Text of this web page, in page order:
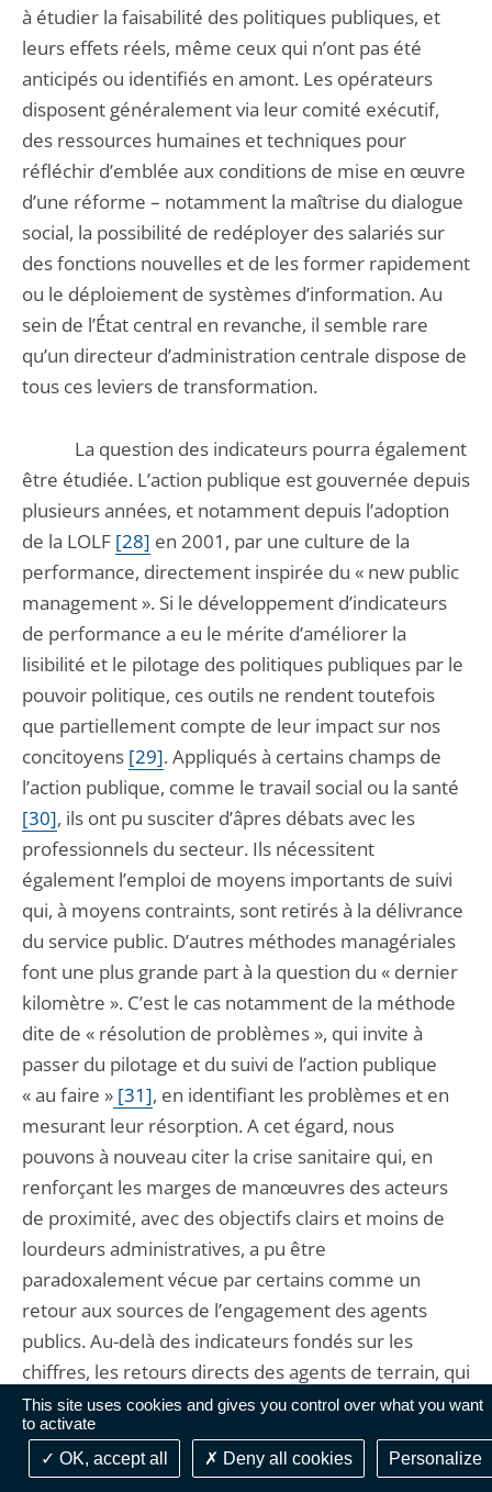
This site uses cookies and gives you control over what you want
to activate
OK, accept all
Deny all cookies Personalize
à étudier la faisabilité des politiques publiques, et
leurs effets réels, même ceux qui n’ont pas été
anticipés ou identifiés en amont. Les opérateurs
disposent généralement via leur comité exécutif,
des ressources humaines et techniques pour
réfléchir d’emblée aux conditions de mise en œuvre
d’une réforme – notamment la maîtrise du dialogue
social, la possibilité de redéployer des salariés sur
des fonctions nouvelles et de les former rapidement
ou le déploiement de systèmes d’information. Au
sein de l’État central en revanche, il semble rare
qu’un directeur d’administration centrale dispose de
tous ces leviers de transformation.
La question des indicateurs pourra également
être étudiée. L’action publique est gouvernée depuis
plusieurs années, et notamment depuis l’adoption
de la LOLF [28] en 2001, par une culture de la
performance, directement inspirée du « new public
management ». Si le développement d’indicateurs
de performance a eu le mérite d’améliorer la
lisibilité et le pilotage des politiques publiques par le
pouvoir politique, ces outils ne rendent toutefois
que partiellement compte de leur impact sur nos
concitoyens [29]. Appliqués à certains champs de
l’action publique, comme le travail social ou la santé
[30], ils ont pu susciter d’âpres débats avec les
professionnels du secteur. Ils nécessitent
également l’emploi de moyens importants de suivi
qui, à moyens contraints, sont retirés à la délivrance
du service public. D’autres méthodes managériales
font une plus grande part à la question du « dernier
kilomètre ». C’est le cas notamment de la méthode
dite de « résolution de problèmes », qui invite à
passer du pilotage et du suivi de l’action publique
« au faire » [31], en identifiant les problèmes et en
mesurant leur résorption. A cet égard, nous
pouvons à nouveau citer la crise sanitaire qui, en
renforçant les marges de manœuvres des acteurs
de proximité, avec des objectifs clairs et moins de
lourdeurs administratives, a pu être
paradoxalement vécue par certains comme un
retour aux sources de l’engagement des agents
publics. Au-delà des indicateurs fondés sur les
chiffres, les retours directs des agents de terrain, qui
permettent de souligner les difficultés du quotidien,
sont parfois insuffisamment pris en compte, ou du
moins avec retard. Le décloisonnement, la précision